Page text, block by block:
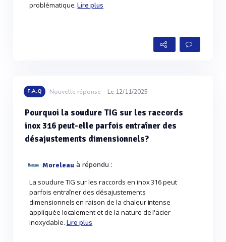
problématique.Lire plus
F.A.Q Nouvelle réponse - Le 12/11/2025
Pourquoi la soudure TIG sur les raccords
inox 316 peut-elle parfois entraîner des
désajustements dimensionnels?
Moreleau à répondu :
La soudure TIG sur les raccords en inox 316 peut
parfois entraîner des désajustements
dimensionnels en raison de la chaleur intense
appliquée localement et de la nature de l'acier
inoxydable. Lire plus